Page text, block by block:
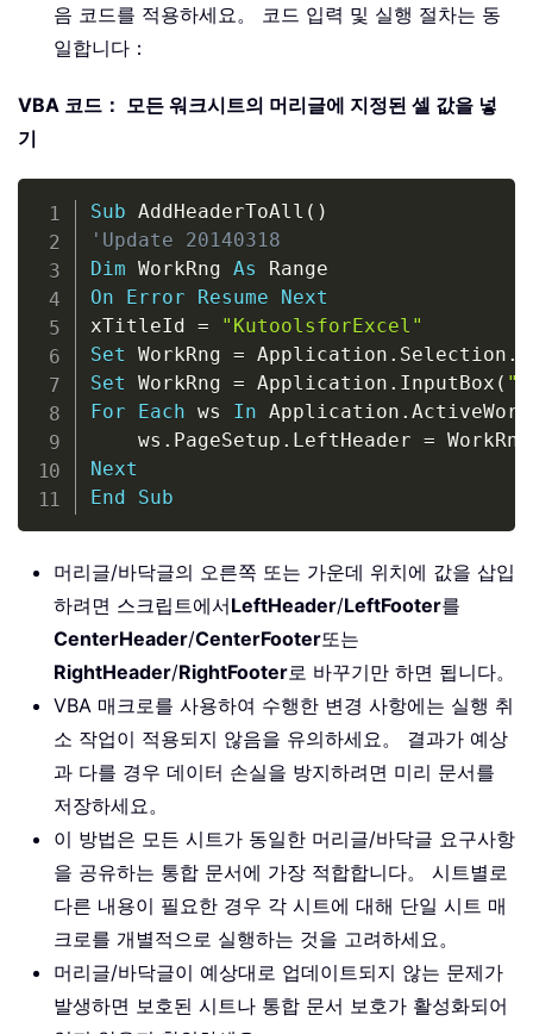
음 코드를 적용하세요。 코드 입력 및 실행 절차는 동
일합니다：
VBA 코드： 모든 워크시트의 머리글에 지정된 셀 값을 넣
기
Sub AddHeaderToAll ( )
'Update 20140318
Dim WorkRng As
On
Error Resume
Next
xTitleId =
"KutoolsforExcel"
Set WorkRng = Application . Selection .
Set WorkRng = Application . InputBox (
For
Each ws In Application .
    ws
. PageSetup . LeftHeader = WorkRng
Next
End
Sub
머리글/바닥글의 오른쪽 또는 가운데 위치에 값을 삽입
하려면 스크립트에서LeftHeader/LeftFooter를
CenterHeader/CenterFooter또는
RightHeader/RightFooter로 바꾸기만 하면 됩니다。
VBA 매크로를 사용하여 수행한 변경 사항에는 실행 취
소 작업이 적용되지 않음을 유의하세요。 결과가 예상
과 다를 경우 데이터 손실을 방지하려면 미리 문서를
저장하세요。
이 방법은 모든 시트가 동일한 머리글/바닥글 요구사항
을 공유하는 통합 문서에 가장 적합합니다。 시트별로
다른 내용이 필요한 경우 각 시트에 대해 단일 시트 매
크로를 개별적으로 실행하는 것을 고려하세요。
머리글/바닥글이 예상대로 업데이트되지 않는 문제가
발생하면 보호된 시트나 통합 문서 보호가 활성화되어